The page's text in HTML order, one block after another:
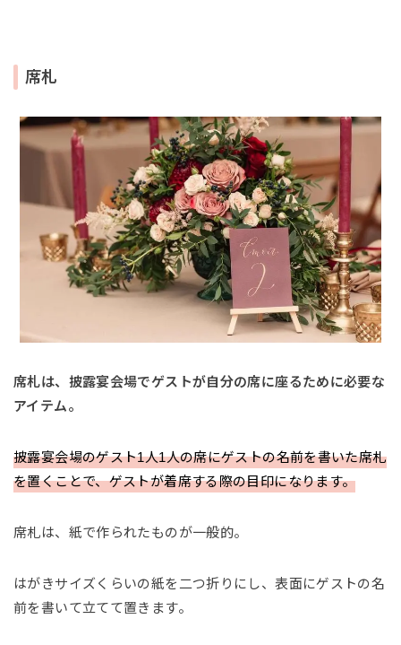
席札
席札は、披露宴会場でゲストが自分の席に座るために必要な
アイテム。
披露宴会場のゲスト1人1人の席にゲストの名前を書いた席札
を置くことで、ゲストが着席する際の目印になります。
席札は、紙で作られたものが一般的。
はがきサイズくらいの紙を二つ折りにし、表面にゲストの名
前を書いて立てて置きます。